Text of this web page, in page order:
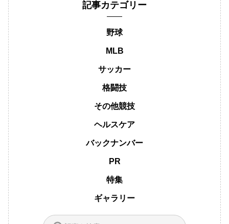
記事カテゴリー
野球
MLB
サッカー
格闘技
その他競技
ヘルスケア
バックナンバー
PR
特集
ギャラリー